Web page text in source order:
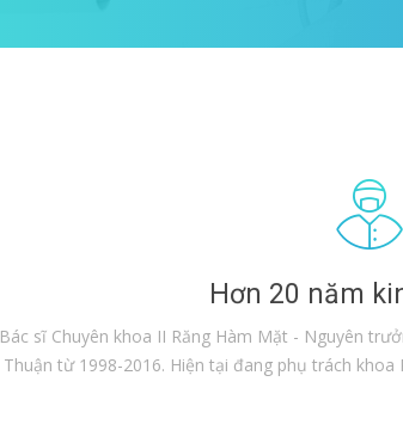
Hơn 20 năm
Bác sĩ Chuyên khoa II Răng Hàm Mặt - Nguyên
Thuận từ 1998-2016. Hiện tại đang phụ trách khoa